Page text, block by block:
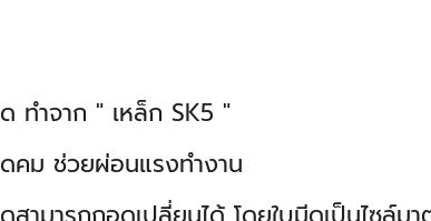
ทำจาก " เหล็ก SK5 "
คม ช่วยผ่อนแรงทำงาน